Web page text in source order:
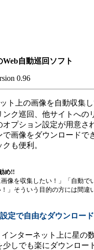
自動巡回ソフト
0.96
ト上の画像を自動収集
ンク巡回、他サイトへの
オプション設定が用意さ
で画像をダウンロードで
も便利。
め!!
画像を収集したい！」「自動
！」そういう目的の方には間違
定で自由なダウンロー
インターネット上に星の
少しでも楽にダウンロー